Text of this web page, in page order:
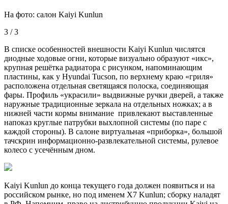
На фото: салон Kaiyi Kunlun
3 / 3
В списке особенностей внешности Kaiyi Kunlun числятся
диодные ходовые огни, которые визуально образуют «икс»,
крупная решётка радиатора с рисунком, напоминающим
пластины, как у Hyundai Tucson, по верхнему краю «гриля»
расположена отдельная светящаяся полоска, соединяющая
фары. Профиль «украсили» выдвижные ручки дверей, а также
наружные традиционные зеркала на отдельных ножках; а в
нижней части кормы внимание привлекают выставленные
напоказ круглые патрубки выхлопной системы (по паре с
каждой стороны). В салоне виртуальная «приборка», большой
тачскрин информационно-развлекательной системы, рулевое
колесо с усечённым дном.
Kaiyi Kunlun до конца текущего года должен появиться и на
российском рынке, но под именем X7 Kunlun; сборку наладят